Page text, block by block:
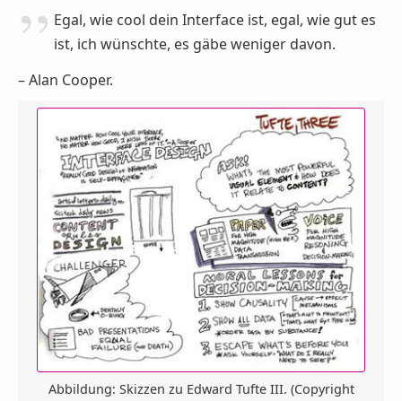
Egal, wie cool dein Interface ist, egal, wie gut es
ist, ich wünschte, es gäbe weniger davon.
– Alan Cooper.
Abbildung: Skizzen zu Edward Tufte III. (Copyright